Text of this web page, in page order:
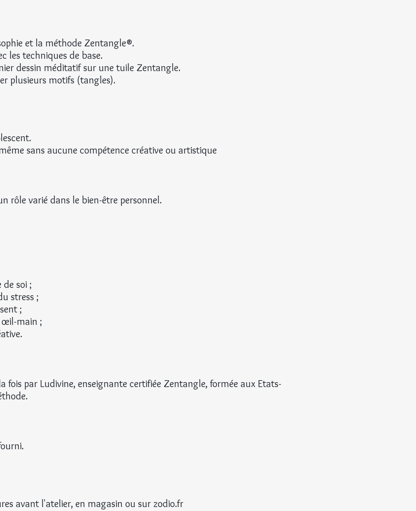
et la méthode Zentangle®.
les techniques de base.
dessin méditatif sur une tuile Zentangle.
plusieurs motifs (tangles).
sans aucune compétence créative ou artistique
rôle varié dans le bien-être personnel.
soi ;
stress ;
;
œil-main ;
fois par Ludivine, enseignante certifiée Zentangle, formée aux Etats-
avant l'atelier, en magasin ou sur zodio.fr